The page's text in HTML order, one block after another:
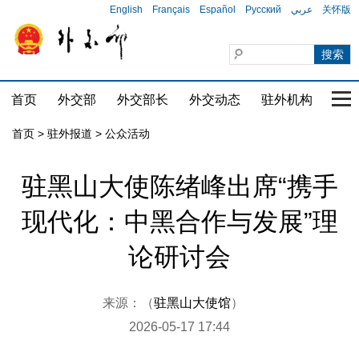
English Français Español Русский عربي 关怀版
首页 外交部 外交部长 外交动态 驻外机构 国
首页 > 驻外报道 > 公众活动
驻黑山大使陈绪峰出席“携手
现代化：中黑合作与发展”理
论研讨会
来源：（驻黑山大使馆）
2026-05-17 17:44